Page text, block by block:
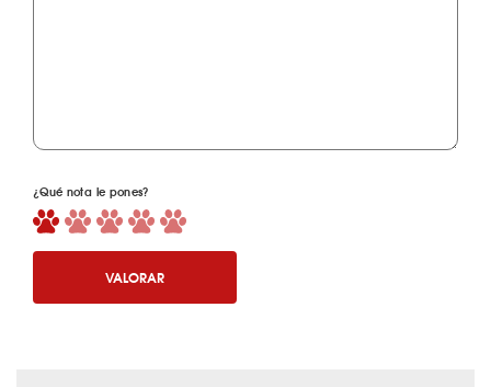
¿Qué nota le pones?
VALORAR